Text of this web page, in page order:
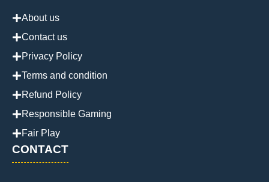
About us
Contact us
Privacy Policy
Terms and condition
Refund Policy
Responsible Gaming
Fair Play
CONTACT